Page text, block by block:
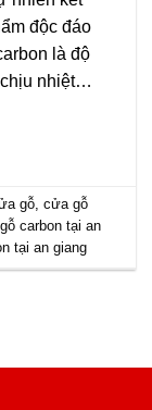
độc đáo
là độ
chịu nhiệt…
gỗ ,cửa gỗ
carbon tại an
tại an giang